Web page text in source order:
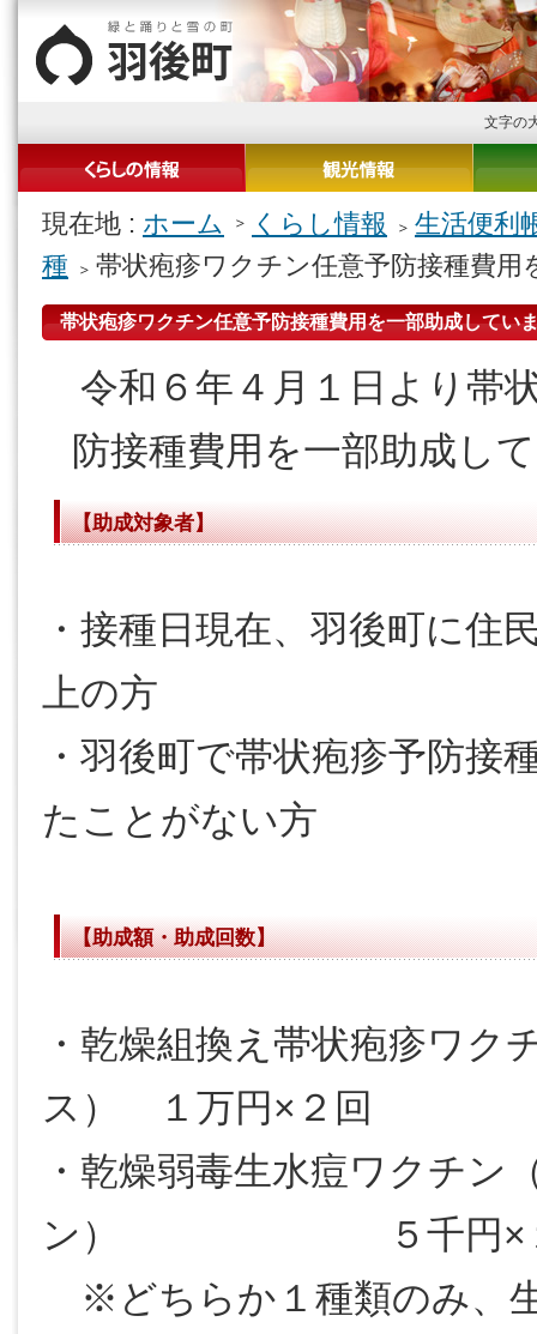
文字の
現在地 : ホーム くらし情報
生活便利
種
帯状疱疹ワクチン任意予防接種費用
帯状疱疹ワクチン任意予防接種費用を一部助成してい
令和６年４月１日より帯
防接種費用を一部助成し
【助成対象者】
・接種日現在、羽後町に住
上の方
・羽後町で帯状疱疹予防接
たことがない方
【助成額・助成回数】
・乾燥組換え帯状疱疹ワク
ス） １万円×２回
・乾燥弱毒生水痘ワクチン
ン） ５千円
※どちらか１種類のみ、